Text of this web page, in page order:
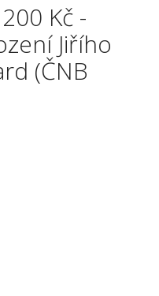
Kč -
Jiřího
(ČNB